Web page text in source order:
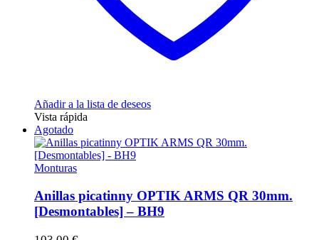
Añadir a la lista de deseos
Vista rápida
Agotado
Monturas
Anillas picatinny OPTIK ARMS QR 30mm.
[Desmontables] – BH9